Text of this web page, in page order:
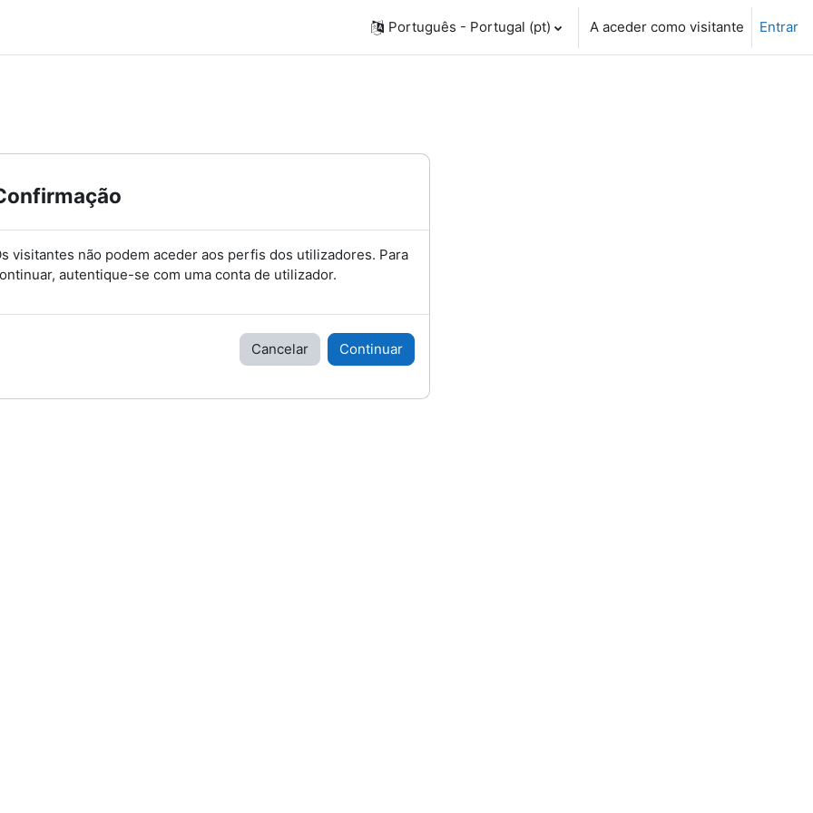
Português - Portugal ‎(pt)‎ A aceder como visitante Entrar
visitantes não podem aceder aos perfis dos utilizadores. Para
autentique-se com uma conta de utilizador.
Cancelar Continuar